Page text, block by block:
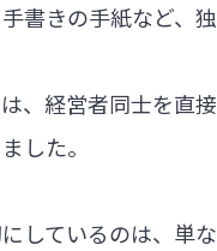
書きの手紙など、
、経営者同士を直
した。
しているのは、単